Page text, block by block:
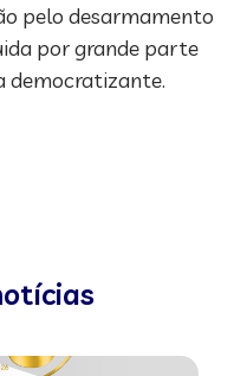
pelo desarmamento
por grande parte
democratizante.